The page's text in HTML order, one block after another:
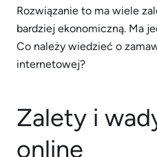
Rozwiązanie to ma wiele
bardziej ekonomiczną. Ma
Co należy wiedzieć o
internetowej?
Zalety i
online